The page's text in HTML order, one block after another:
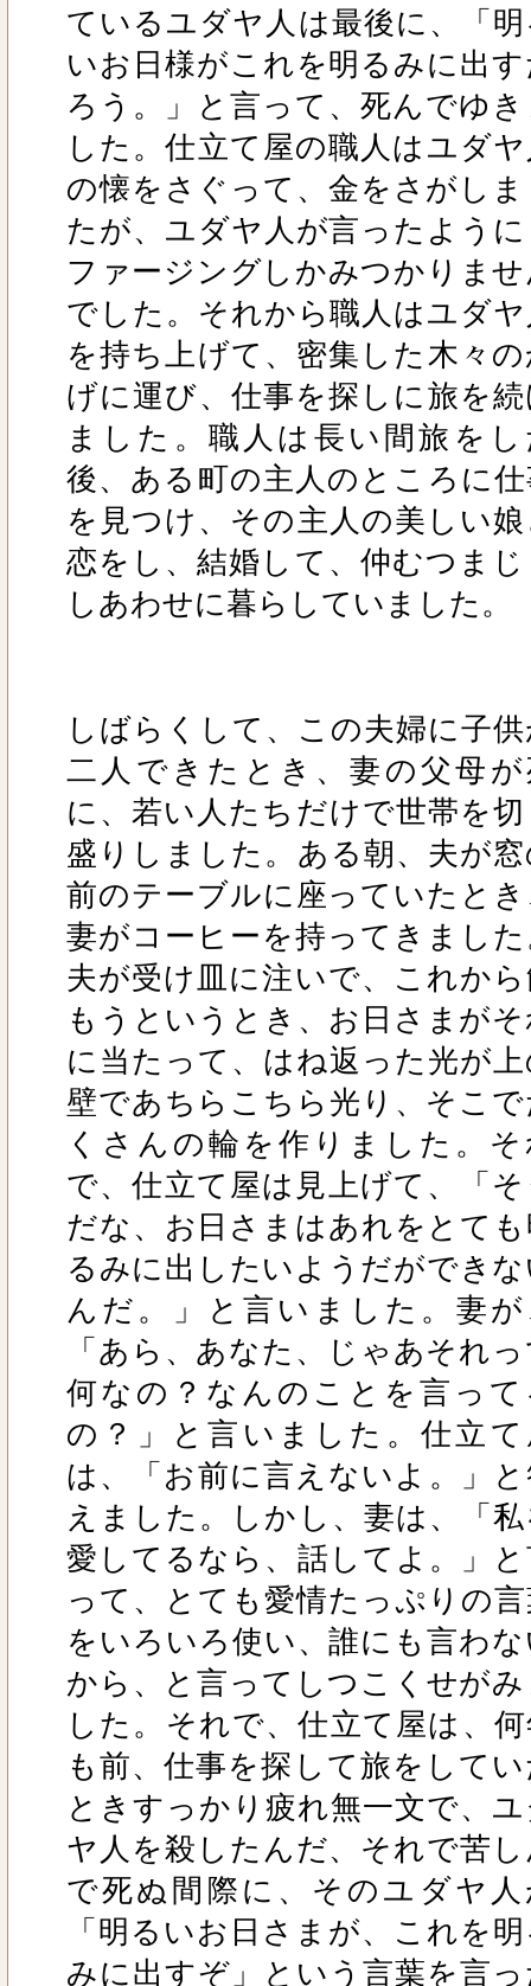
ているユダヤ人は最後に、「明
いお日様がこれを明るみに出す
ろう。」と言って、死んでゆき
した。仕立て屋の職人はユダ
の懐をさぐって、金をさがしま
たが、ユダヤ人が言ったように
ファージングしかみつかりませ
でした。それから職人はユダヤ
を持ち上げて、密集した木々の
げに運び、仕事を探しに旅を続
ました。職人は長い間旅をし
後、ある町の主人のところに仕
を見つけ、その主人の美しい娘
恋をし、結婚して、仲むつまじ
しあわせに暮らしていました。
しばらくして、この夫婦に子
二人できたとき、妻の父母が
に、若い人たちだけで世帯を切
盛りしました。ある朝、夫が窓
前のテーブルに座っていたとき
妻がコーヒーを持ってきました
夫が受け皿に注いで、これから
もうというとき、お日さまがそ
に当たって、はね返った光が上
壁であちらこちら光り、そこで
くさんの輪を作りました。そ
で、仕立て屋は見上げて、「そ
だな、お日さまはあれをとても
るみに出したいようだができな
んだ。」と言いました。妻が
「あら、あなた、じゃあそれ
何なの？なんのことを言って
の？」と言いました。仕立て
は、「お前に言えないよ。」と
えました。しかし、妻は、「私
愛してるなら、話してよ。」と
って、とても愛情たっぷりの言
をいろいろ使い、誰にも言わな
から、と言ってしつこくせがみ
した。それで、仕立て屋は、
も前、仕事を探して旅をしてい
ときすっかり疲れ無一文で、ユ
ヤ人を殺したんだ、それで苦し
で死ぬ間際に、そのユダヤ人
「明るいお日さまが、これを
みに出すぞ」という言葉を言っ